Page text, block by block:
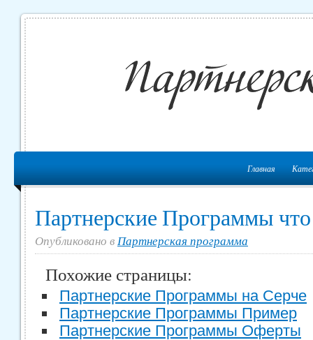
Главная
Партнерские Программы
Опубликовано вПартнерская программа
Похожие страницы:
Партнерские Программы на Серче
Партнерские Программы Пример
Партнерские Программы Оферты